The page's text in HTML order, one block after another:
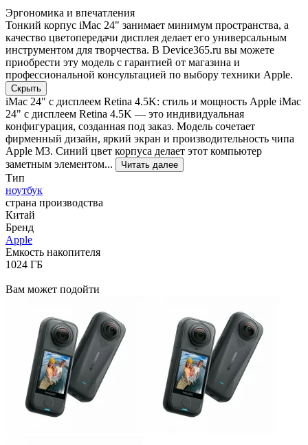
Эргономика и впечатления
Тонкий корпус iMac 24" занимает минимум пространства, а
качество цветопередачи дисплея делает его универсальным
инструментом для творчества. В Device365.ru вы можете
приобрести эту модель с гарантией от магазина и
профессиональной консультацией по выбору техники Apple.
Скрыть
iMac 24" с дисплеем Retina 4.5K: стиль и мощность Apple iMac
24" с дисплеем Retina 4.5K — это индивидуальная
конфигурация, созданная под заказ. Модель сочетает
фирменный дизайн, яркий экран и производительность чипа
Apple M3. Синий цвет корпуса делает этот компьютер
заметным элементом...
Читать далее
Тип
ноутбук
страна производства
Китай
Бренд
Apple
Емкость накопителя
1024 ГБ
Вам может подойти